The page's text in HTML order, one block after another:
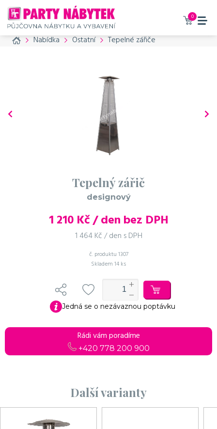
0
Home Nabídka Ostatní Tepelné zářiče
Tepelný zářič
designový
1 210Kč / den bez DPH
1 464 Kč / den s DPH
č. produktu 1307
Skladem 14 ks
Jedná se o nezávaznou poptávku
Rádi vám poradíme
+420 778 200 900
Další varianty
Vaše zboží bylo přidáno do
košíku
Tepelný zářič - designový
Příslušenství, které
doporučujeme také
objednat
do tepelného zářiče
700 Kč / den bez DPH
847 Kč / den s DPH